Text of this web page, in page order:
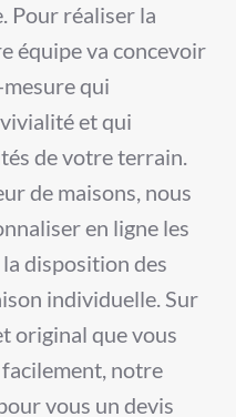
Pour réaliser la
équipe va concevoir
qui
et qui
de votre terrain.
de maisons, nous
en ligne les
disposition des
individuelle. Sur
original que vous
notre
vous un devis